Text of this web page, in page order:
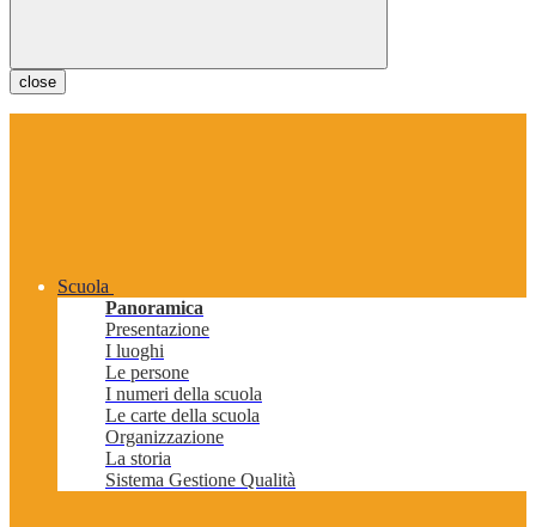
close
Scuola
Panoramica
Presentazione
I luoghi
Le persone
I numeri della scuola
Le carte della scuola
Organizzazione
La storia
Sistema Gestione Qualità